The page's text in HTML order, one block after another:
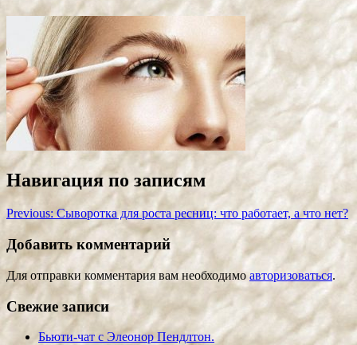
Навигация по записям
Previous: Сыворотка для роста ресниц: что работает, а что нет?
Добавить комментарий
Для отправки комментария вам необходимоавторизоваться.
Свежие записи
Бьюти-чат с Элеонор Пендлтон.